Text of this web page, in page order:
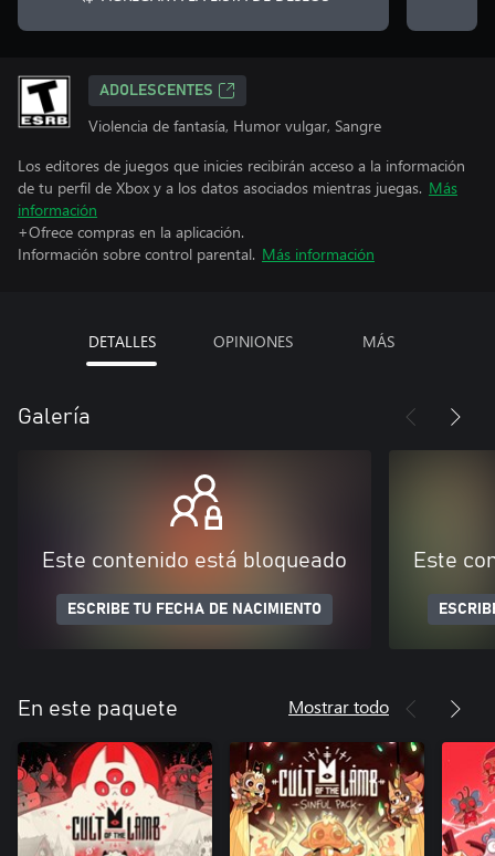
ADOLESCENTES
Violencia de fantasía, Humor vulgar, Sangre
Los editores de juegos que inicies recibirán acceso a la información
de tu perfil de Xbox y a los datos asociados mientras juegas. Más
información
+Ofrece compras en la aplicación.
Información sobre control parental. Más información
DETALLES OPINIONES MÁS
Galería
Este contenido está bloqueado
ESCRIBE TU FECHA DE NACIMIENTO
Este
En este paquete Mostrar todo